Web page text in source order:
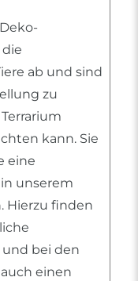
ab und sind
zu
kann. Sie
eine
unserem
Hierzu finden
bei den
einen